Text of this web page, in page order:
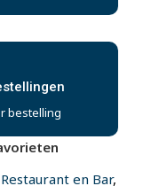
bestelling
Restaurant en Bar,